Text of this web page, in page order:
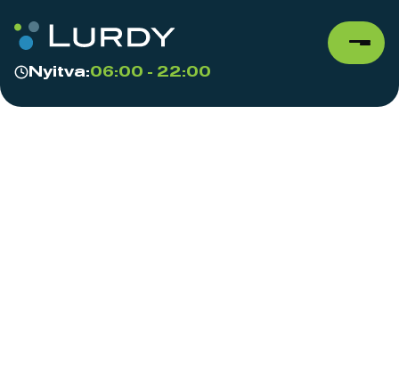
Nyitva:06:00 - 22:00